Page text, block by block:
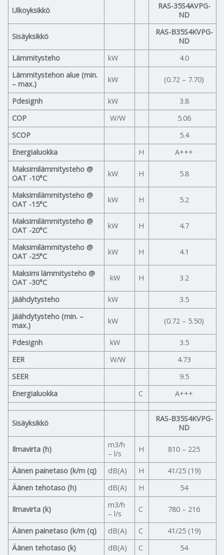
Ulkoyksikkö
RAS-35S4AVPG-
ND
Sisäyksikkö
RAS-B35S4KVPG-
ND
Lämmitysteho
kW
4.0
Lämmitystehon alue (min.
– max.)
kW (0.72 – 7.70)
Pdesignh kW
3.8
COP
W/W
5.06
SCOP
5.4
Energialuokka
H
A+++
Maksimilämmitysteho @
OAT -10°C
kW H 5.8
Maksimilämmitysteho @
OAT -15°C
kW H 5.2
Maksimilämmitysteho @
OAT -20°C
kW H 4.7
Maksimilämmitysteho @
OAT -25°C
kW H 4.1
Maksimi lämmitysteho @
OAT -30°C
kW H 3.2
Jäähdytysteho kW
3.5
Jäähdytysteho (min. –
max.)
kW (0.72 – 5.50)
Pdesignh kW
3.5
EER
W/W
4.73
SEER
9.5
Energialuokka
C A+++
Sisäyksikkö
RAS-B35S4KVPG-
ND
Ilmavirta (h)
m3/h
– l/s
H 810 – 225
Äänen painetaso (k/m (q) dB(A) H
41/25 (19)
Äänen tehotaso (h)
dB(A) H 54
Ilmavirta (k)
m3/h
– l/s
C 780 – 216
Äänen painetaso (k/m (q) dB(A) C
41/25 (19)
Äänen tehotaso (k)
dB(A) C
54